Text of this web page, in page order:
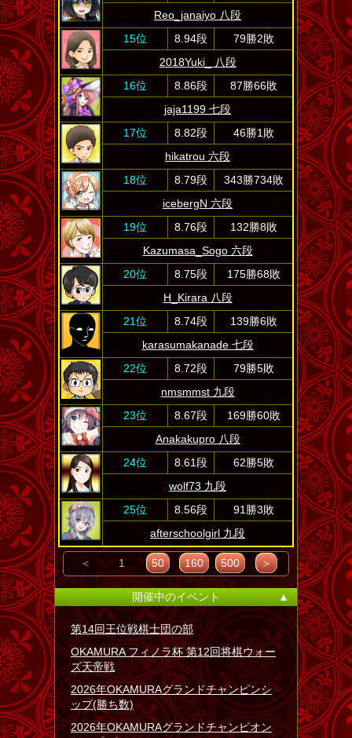
Reo_janaiyo 八段
15位
8.94段
79勝2敗
2018Yuki_ 八段
16位
8.86段
87勝66敗
jaja1199 七段
17位
8.82段
46勝1敗
hikatrou 六段
18位
8.79段
343勝734敗
icebergN 六段
19位
8.76段
132勝8敗
Kazumasa_Sogo 六段
20位
8.75段
175勝68敗
H_Kirara 八段
21位
8.74段
139勝6敗
karasumakanade 七段
22位
8.72段
79勝5敗
nmsmmst 九段
23位
8.67段
169勝60敗
Anakakupro 八段
24位
8.61段
62勝5敗
wolf73 九段
25位
8.56段
91勝3敗
afterschoolgirl 九段
＜ 1 50 160 500 ＞
開催中のイベント ▲
第14回王位戦棋士団の部
OKAMURA フィノラ杯 第12回将棋ウォー
ズ天帝戦
2026年OKAMURAグランドチャンピンシ
ップ(勝ち数)
2026年OKAMURAグランドチャンピオン